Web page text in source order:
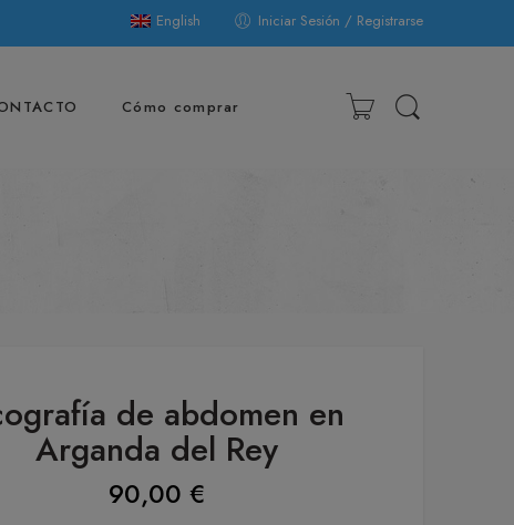
English Iniciar Sesión / Registrarse
Cómo comprar
de abdomen en
Arganda del Rey
90,00€